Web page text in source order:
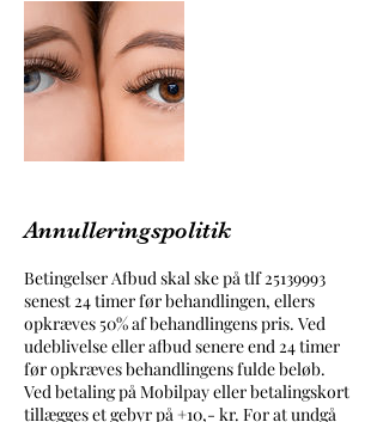
Annulleringspolitik
Betingelser Afbud skal ske på tlf 25139993
senest 24 timer før behandlingen, ellers
opkræves 50% af behandlingens pris. Ved
udeblivelse eller afbud senere end 24 timer
før opkræves behandlingens fulde beløb.
Ved betaling på Mobilpay eller betalingskort
tillægges et gebyr på +10,- kr. For at undgå